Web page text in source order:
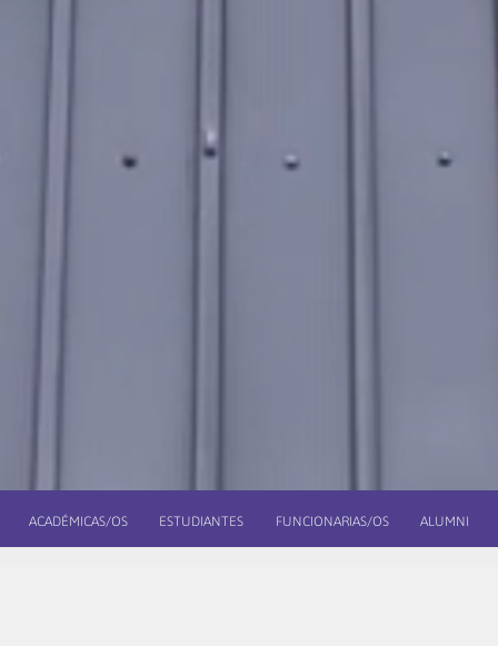
ACADÉMICAS/OS ESTUDIANTES FUNCIONARIAS/OS ALUMNI